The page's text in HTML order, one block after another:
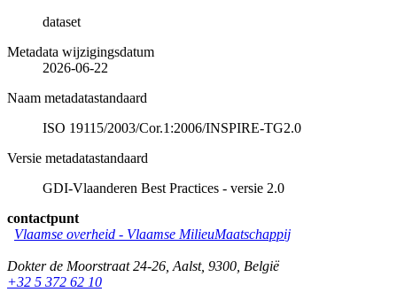
dataset
Metadata wijzigingsdatum
2026-06-22
Naam metadatastandaard
ISO 19115/2003/Cor.1:2006/INSPIRE-TG2.0
Versie metadatastandaard
GDI-Vlaanderen Best Practices - versie 2.0
contactpunt
Vlaamse overheid - Vlaamse MilieuMaatschappij
Dokter de Moorstraat 24-26 Aalst, 9300 België
+32 5 372 62 10